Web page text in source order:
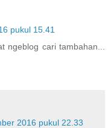
pukul 15.41
ngeblog cari tambahan...
2016 pukul 22.33